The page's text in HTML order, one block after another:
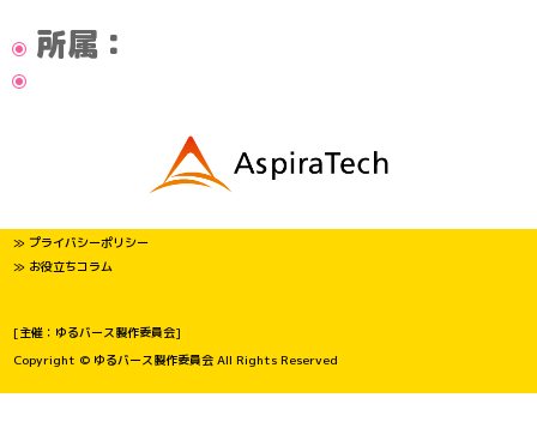
所属：
≫ プライバシーポリシー
≫ お役立ちコラム
[主催：ゆるバース製作委員会]
Copyright © ゆるバース製作委員会 All Rights Reserved